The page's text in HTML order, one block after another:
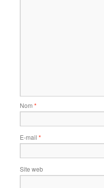
Nom *
E-mail *
Site web